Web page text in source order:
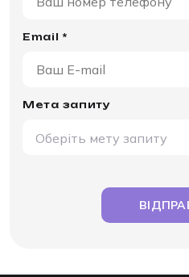
Email *
Мета запиту